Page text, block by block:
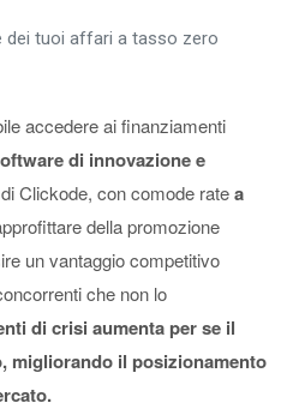
dei tuoi affari a tasso zero
accedere ai finanziamenti
di innovazione e
di Clickode, con comode ratea
della promozione
un vantaggio competitivo
che non lo
di crisi aumenta per se il
migliorando il posizionamento